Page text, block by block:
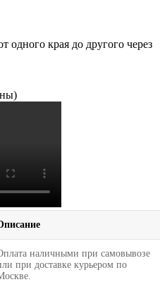
одного края до другого через
наличными при самовывозе
при доставке курьером по